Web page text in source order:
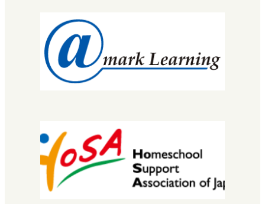
バレエ・ダンサーコース
SNEC（スペシャルニーズ）
STEC
EuLa明蓬館中等部
スクールライフ
校長挨拶
教育理念・コンセプト
学校概要
進路実績
情報公開